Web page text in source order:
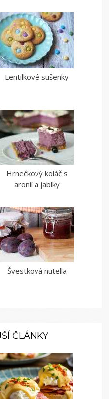
Lentilkové sušenky
Hrnečkový koláč s
aronií a jablky
Švestková nutella
ČLÁNKY